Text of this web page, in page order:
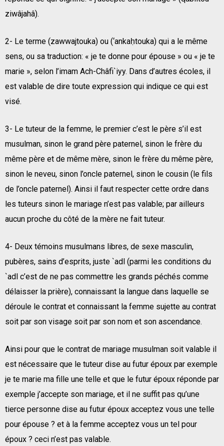
ziwâjahâ).
2- Le terme (zawwajtouka) ou (‘ankaḥtouka) qui a le même
sens, ou sa traduction: « je te donne pour épouse » ou « je te
marie », selon l’imam Ach-Châfi`iyy. Dans d’autres écoles, il
est valable de dire toute expression qui indique ce qui est
visé.
3- Le tuteur de la femme, le premier c’est le père s’il est
musulman, sinon le grand père paternel, sinon le frère du
même père et de même mère, sinon le frère du même père,
sinon le neveu, sinon l’oncle paternel, sinon le cousin (le fils
de l’oncle paternel). Ainsi il faut respecter cette ordre dans
les tuteurs sinon le mariage n’est pas valable; par ailleurs
aucun proche du côté de la mère ne fait tuteur.
4- Deux témoins musulmans libres, de sexe masculin,
pubères, sains d’esprits, juste `adl (parmi les conditions du
`adl c’est de ne pas commettre les grands péchés comme
délaisser la prière), connaissant la langue dans laquelle se
déroule le contrat et connaissant la femme sujette au contrat
soit par son visage soit par son nom et son ascendance.
Ainsi pour que le contrat de mariage musulman soit valable il
est nécessaire que le tuteur dise au futur époux par exemple
je te marie ma fille une telle et que le futur époux réponde par
exemple j’accepte son mariage, et il ne suffit pas qu’une
tierce personne dise au futur époux acceptez vous une telle
pour épouse ? et à la femme acceptez vous un tel pour
époux ? ceci n’est pas valable.